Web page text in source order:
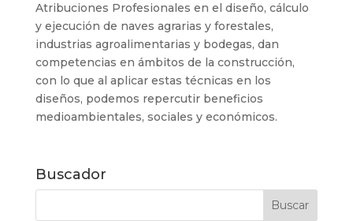
Atribuciones Profesionales en el diseño, cálculo
y ejecución de naves agrarias y forestales,
industrias agroalimentarias y bodegas, dan
competencias en ámbitos de la construcción,
con lo que al aplicar estas técnicas en los
diseños, podemos repercutir beneficios
medioambientales, sociales y económicos.
Buscador